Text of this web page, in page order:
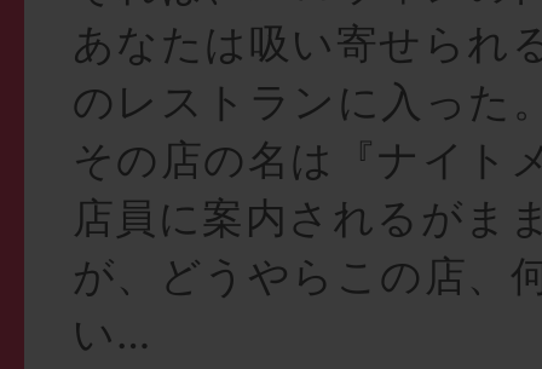
あなたは吸い寄せられ
のレストランに入った
その店の名は『ナイト
店員に案内されるがま
が、どうやらこの店、
い…